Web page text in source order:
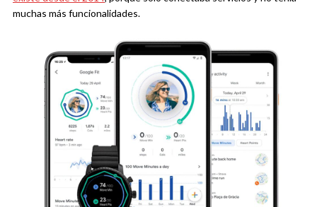
muchas más funcionalidades.